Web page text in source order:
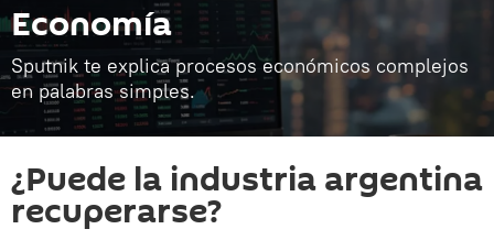
Economía
Sputnik te explica procesos económicos complejos
en palabras simples.
¿Puede la industria argentina
recuperarse?